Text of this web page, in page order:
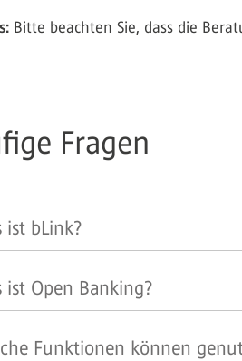
Bitte beachten Sie, dass die
Fragen
ist bLink?
ist Open Banking?
Funktionen können